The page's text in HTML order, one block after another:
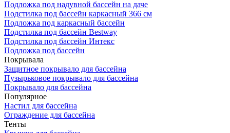
Подложка под надувной бассейн на даче
Подстилка под бассейн каркасный 366 см
Подложка под каркасный бассейн
Подстилка под бассейн Bestway
Подстилка под бассейн Интекс
Подложка под бассейн
Покрывала
Защитное покрывало для бассейна
Пузырьковое покрывало для бассейна
Покрывало для бассейна
Популярное
Настил для бассейна
Ограждение для бассейна
Тенты